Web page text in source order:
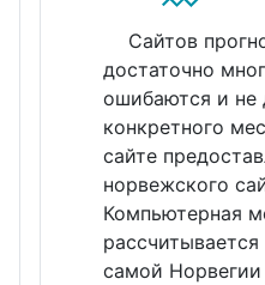
Сайтов
достаточно
ошибаются и не
конкретного
сайте
норвежского
Компьютерная
самой